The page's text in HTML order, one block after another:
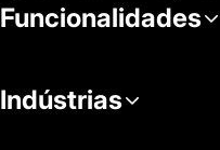
Funcionalidades
Indústrias